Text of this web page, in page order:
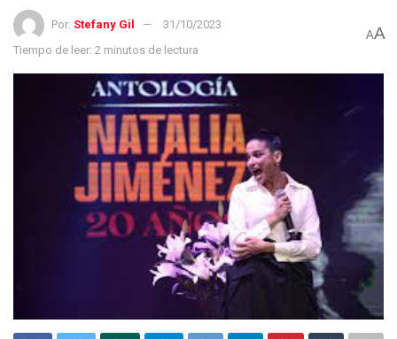
Por: Stefany Gil
31/10/2023
Tiempo de leer: 2 minutos de lectura
AA